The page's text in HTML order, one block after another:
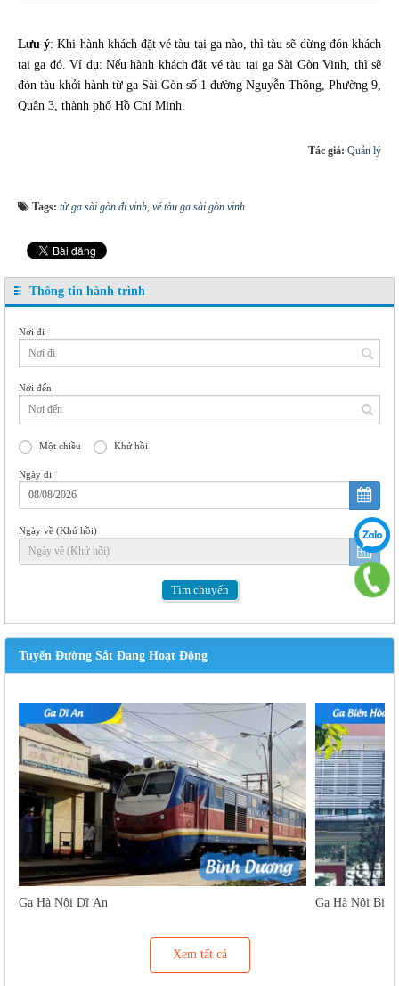
Lưu ý: Khi hành khách đặt vé tàu tại ga nào, thì tàu sẽ dừng đón khách
tại ga đó. Ví dụ: Nếu hành khách đặt vé tàu tại ga Sài Gòn Vinh, thì sẽ
đón tàu khởi hành từ ga Sài Gòn số 1 đường Nguyễn Thông, Phường 9,
Quận 3, thành phố Hồ Chí Minh.
Tác giả: Quản lý
Tags: từ ga sài gòn đi vinh vé tàu ga sài gòn vinh
Thông tin hành trình
Nơi đi
Nơi đến
Một chiều Khứ hồi
Ngày đi
Ngày về (Khứ hồi)
Tìm chuyến
Tuyến Đường Sắt Đang Hoạt Động
Ga Hà Nội Dĩ An Ga Hà Nội Biên
Xem tất cả